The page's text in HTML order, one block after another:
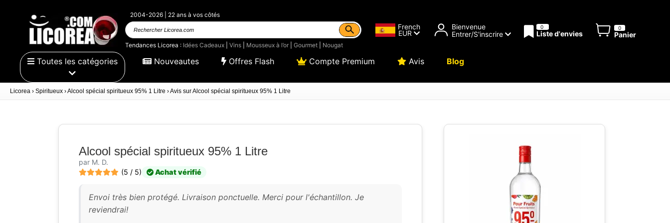
2004-2026 | 22 ans à vos côtés
Rechercher
Licorea.com
Tendances Licorea : Idées Cadeaux| Vins| Mousseux à l’or| Gourmet| Nougat
French
EUR
Bienvenue
Entrer/S'inscrire
0
Liste d'envies
0
Panier
Toutes les catégories Nouveautes Offres Flash Compte Premium Avis Blog
Licorea › Spiritueux ›Alcool spécial spiritueux 95% 1 Litre ›Avis sur Alcool spécial spiritueux 95% 1 Litre
Alcool spécial spiritueux 95% 1 Litre
par M. D.
(5 / 5)
Achat vérifié
Envoi très bien protégé. Livraison ponctuelle. Merci pour l'échantillon. Je
reviendrai!